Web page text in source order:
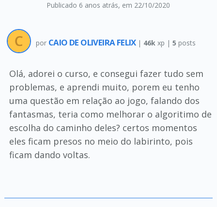
Publicado 6 anos atrás, em 22/10/2020
por CAIO DE OLIVEIRA FELIX | 46k xp |5 posts
Olá, adorei o curso, e consegui fazer tudo sem
problemas, e aprendi muito, porem eu tenho
uma questão em relação ao jogo, falando dos
fantasmas, teria como melhorar o algoritimo de
escolha do caminho deles? certos momentos
eles ficam presos no meio do labirinto, pois
ficam dando voltas.